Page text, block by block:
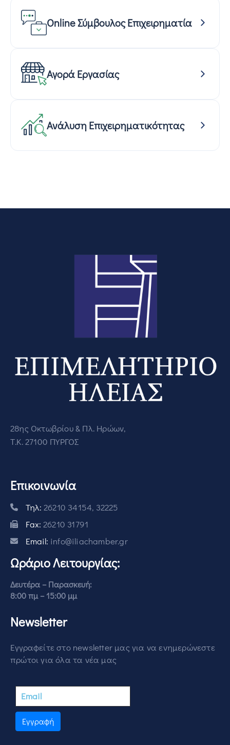
Online Σύμβουλος Επιχειρηματία
Αγορά Εργασίας
Ανάλυση Επιχειρηματικότητας
28ης Οκτωβρίου & Πλ. Ηρώων,
Τ.Κ. 27100 ΠΥΡΓΟΣ
Επικοινωνία
Τηλ: 26210 34154, 32225
Fax: 26210 31791
Email: info@iliachamber.gr
Ωράριο Λειτουργίας:
Δευτέρα – Παρασκευή:
8:00 πμ – 15:00 μμ
Newsletter
Εγγραφείτε στο newsletter μας για να ενημερώνεστε
πρώτοι για όλα τα νέα μας
Εγγραφή